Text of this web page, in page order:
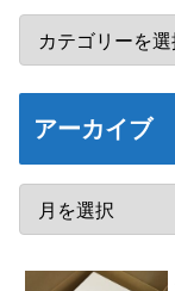
アーカイブ